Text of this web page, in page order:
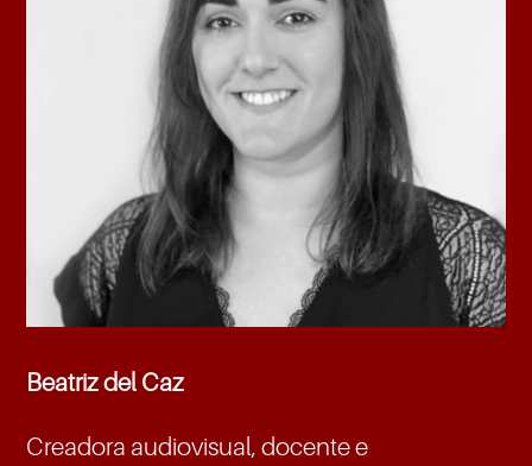
Beatriz del Caz
Creadora audiovisual, docente e